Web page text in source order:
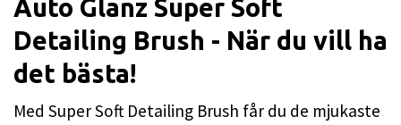
Auto Glanz Super Soft
Detailing Brush - När du vill ha
det bästa!
Med Super Soft Detailing Brush får du de mjukaste